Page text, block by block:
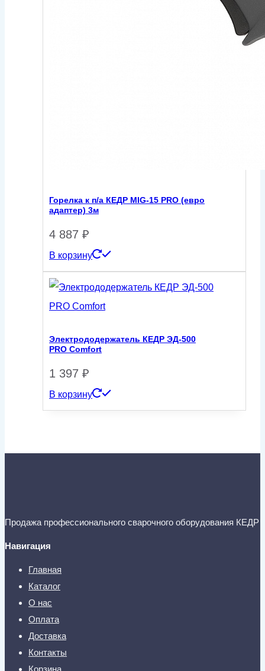
Горелка к п/а КЕДР MIG-15 PRO (евро
адаптер) 3м
4 887 ₽
В корзину
Электрододержатель КЕДР ЭД-500
PRO Comfort
1 397 ₽
В корзину
Продажа профессионального сварочного оборудования КЕДР
Навигация
Главная
Каталог
О нас
Оплата
Доставка
Контакты
Корзина